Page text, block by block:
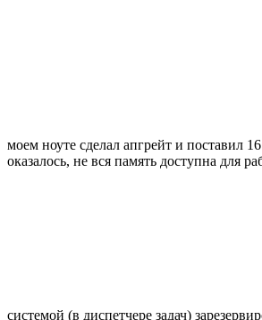
моем ноуте сделал апгрейт и поставил
оказалось, не вся память доступна для
системой (в диспетчере задач)